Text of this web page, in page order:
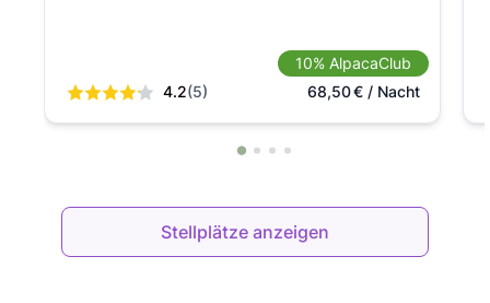
4.2(5)
10% AlpacaClub
68,50€/ Nacht
Stellplätze anzeigen